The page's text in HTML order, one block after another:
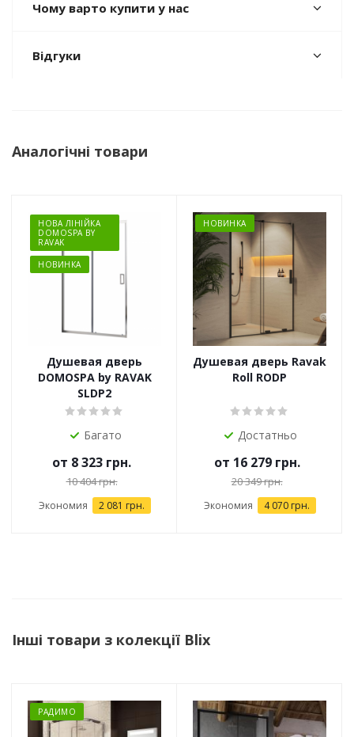
Чому варто купити у нас
Відгуки
Аналогічні товари
НОВА ЛІНІЙКА
DOMOSPA BY
RAVAK
НОВИНКА
Душевая дверь
DOMOSPA by RAVAK
SLDP2
Багато
от 8 323 грн.
10 404 грн.
Экономия 2 081 грн.
НОВИНКА
Душевая дверь Ravak
Roll RODP
Достатньо
от 16 279 грн.
20 349 грн.
Экономия 4 070 грн.
Інші товари з колекції Blix
РАДИМО